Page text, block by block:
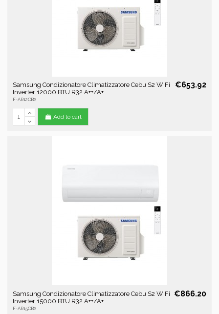
Samsung Condizionatore Climatizzatore Cebu S2 WiFi
Inverter 12000 BTU R32 A++/A+
F-AR12CB2
€653.92
Add to cart
Samsung Condizionatore Climatizzatore Cebu S2 WiFi
Inverter 15000 BTU R32 A++/A+
F-AR15CB2
€866.20